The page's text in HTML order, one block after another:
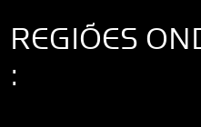
REGIÕES
: